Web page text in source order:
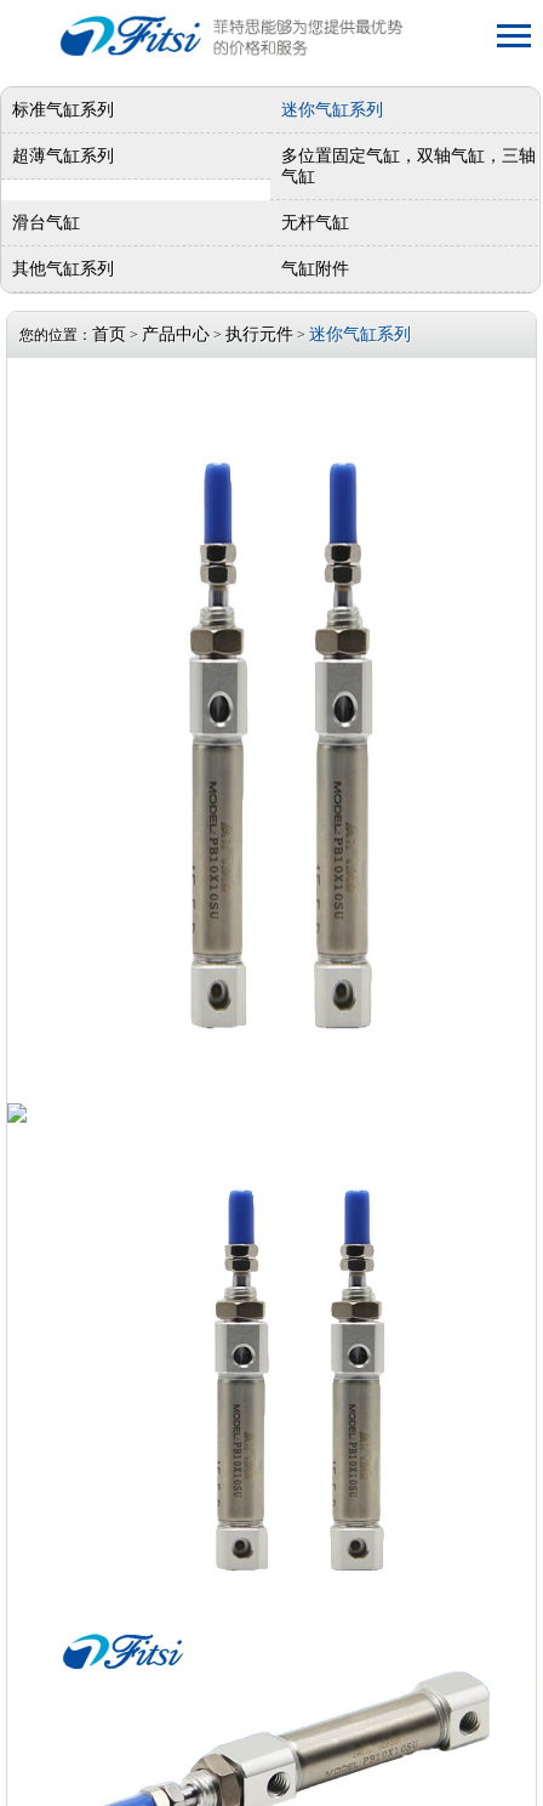
标准气缸系列 迷你气缸系列
超薄气缸系列
多位置固定气缸，双轴气缸，三轴
气缸
滑台气缸 无杆气缸
其他气缸系列 气缸附件
您的位置： 首页 > 产品中心 > 执行元件 > 迷你气缸系列